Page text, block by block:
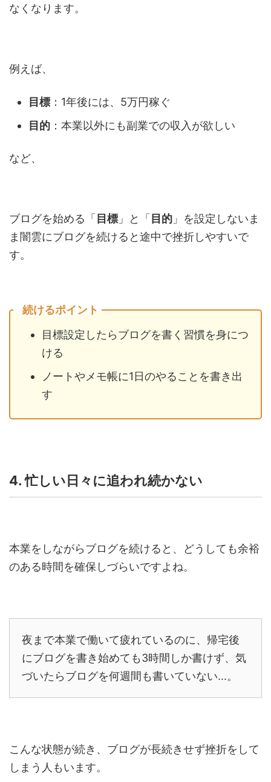
なくなります。
例えば、
目標 ：1年後には、5万円稼ぐ
目的 ：本業以外にも副業での収入が欲しい
など、
ブログを始める「 目標 」と「 目的 」を設定しないま
ま闇雲にブログを続けると途中で挫折しやすいで
す。
続けるポイント
目標設定したらブログを書く習慣を身につ
ける
ノートやメモ帳に1日のやることを書き出
す
4. 忙しい日々に追われ続かない
本業をしながらブログを続けると、どうしても余裕
のある時間を確保しづらいですよね。
夜まで本業で働いて疲れているのに、帰宅後
にブログを書き始めても3時間しか書けず、気
づいたらブログを何週間も書いていない...。
こんな状態が続き、ブログが長続きせず挫折をして
しまう人もいます。